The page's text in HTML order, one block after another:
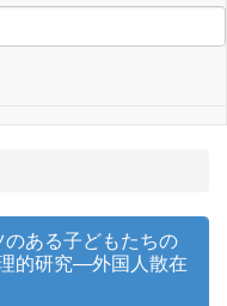
ある子どもたちの
的研究―外国人散在